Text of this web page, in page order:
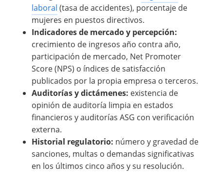
laboral (tasa de accidentes), porcentaje de
mujeres en puestos directivos.
Indicadores de mercado y percepción:
crecimiento de ingresos año contra año,
participación de mercado, Net Promoter
Score (NPS) o índices de satisfacción
publicados por la propia empresa o terceros.
Auditorías y dictámenes: existencia de
opinión de auditoría limpia en estados
financieros y auditorías ASG con verificación
externa.
Historial regulatorio: número y gravedad de
sanciones, multas o demandas significativas
en los últimos cinco años y su resolución.